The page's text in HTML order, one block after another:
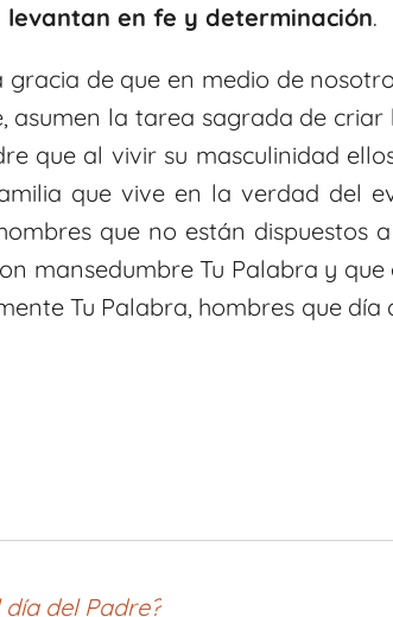
en fe y determinación.
gracia de que en medio de
asumen la tarea sagrada de criar
que al vivir su masculinidad
que vive en la verdad del
que no están dispuestos
mansedumbre Tu Palabra y
Tu Palabra, hombres que
del Padre?